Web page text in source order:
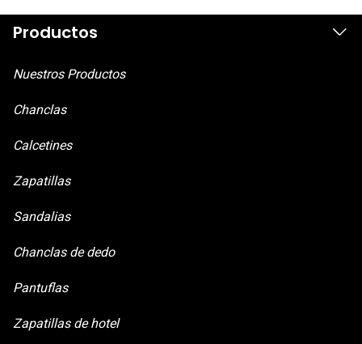
Productos
Nuestros Productos
Chanclas
Calcetines
Zapatillas
Sandalias
Chanclas de dedo
Pantuflas
Zapatillas de hotel